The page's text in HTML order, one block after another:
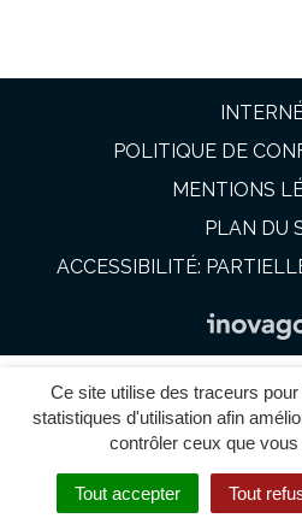
Ce site utilise des traceurs
statistiques d'utilisation afin
contrôler ceux que
Tout accepter Tout
POLITIQUE DE
MENTIONS
PLAN DU
ACCESSIBILITÉ: